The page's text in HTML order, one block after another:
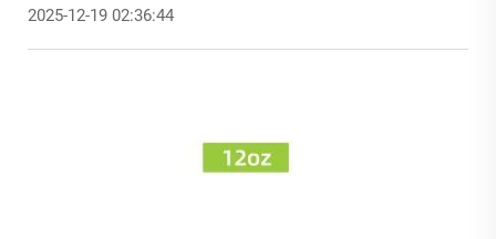
2025-12-19 02:36:44